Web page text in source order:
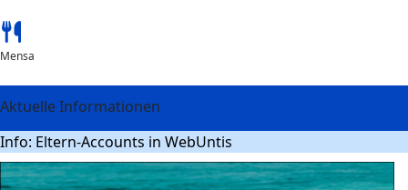
Mensa
Aktuelle Informationen
Info: Eltern-Accounts in WebUntis